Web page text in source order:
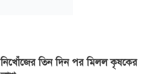
নিখোঁজের তিন দিন পর মিলল কৃষকের